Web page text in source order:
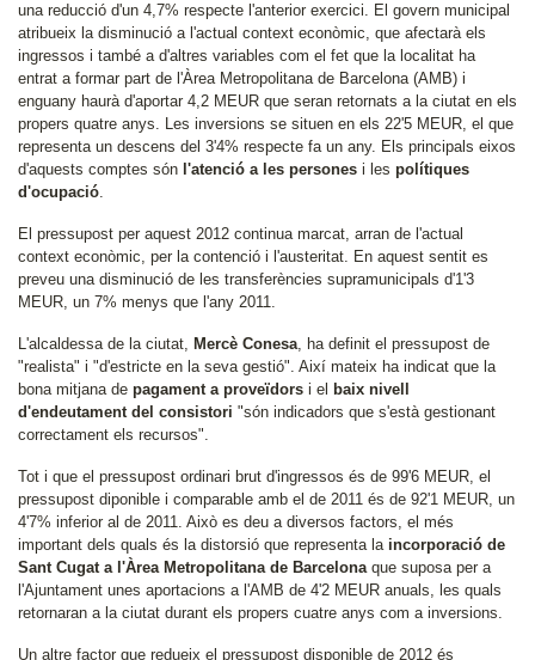
una reducció d'un 4,7% respecte l'anterior exercici. El govern municipal
atribueix la disminució a l'actual context econòmic, que afectarà els
ingressos i també a d'altres variables com el fet que la localitat ha
entrat a formar part de l'Àrea Metropolitana de Barcelona (AMB) i
enguany haurà d'aportar 4,2 MEUR que seran retornats a la ciutat en els
propers quatre anys. Les inversions se situen en els 22'5 MEUR, el que
representa un descens del 3'4% respecte fa un any. Els principals eixos
d'aquests comptes són l'atenció a les persones i les polítiques
d'ocupació.
El pressupost per aquest 2012 continua marcat, arran de l'actual
context econòmic, per la contenció i l'austeritat. En aquest sentit es
preveu una disminució de les transferències supramunicipals d'1'3
MEUR, un 7% menys que l'any 2011.
L'alcaldessa de la ciutat, Mercè Conesa, ha definit el pressupost de
"realista" i "d'estricte en la seva gestió". Així mateix ha indicat que la
bona mitjana de pagament a proveïdors i el baix nivell
d'endeutament del consistori "són indicadors que s'està gestionant
correctament els recursos".
Tot i que el pressupost ordinari brut d'ingressos és de 99'6 MEUR, el
pressupost diponible i comparable amb el de 2011 és de 92'1 MEUR, un
4'7% inferior al de 2011. Això es deu a diversos factors, el més
important dels quals és la distorsió que representa la incorporació de
Sant Cugat a l'Àrea Metropolitana de Barcelona que suposa per a
l'Ajuntament unes aportacions a l'AMB de 4'2 MEUR anuals, les quals
retornaran a la ciutat durant els propers cuatre anys com a inversions.
Un altre factor que redueix el pressupost disponible de 2012 és